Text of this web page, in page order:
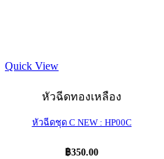
Quick View
หัวฉีดทองเหลือง
หัวฉีดชุด C NEW : HP00C
฿350.00